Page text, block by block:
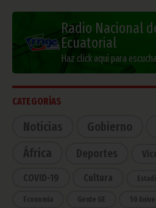
Radio Nacional
Ecuatorial
Haz click aquí para
CATEGORÍAS
Noticias Gobierno
África
Deportes
COVID-19 Cultura
Economía Gente GE 50